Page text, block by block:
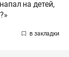
на детей,